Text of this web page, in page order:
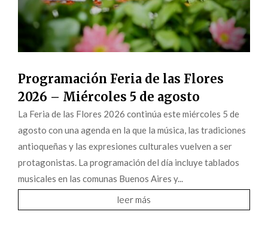
Programación Feria de las Flores
2026 – Miércoles 5 de agosto
La Feria de las Flores 2026 continúa este miércoles 5 de
agosto con una agenda en la que la música, las tradiciones
antioqueñas y las expresiones culturales vuelven a ser
protagonistas. La programación del día incluye tablados
musicales en las comunas Buenos Aires y...
leer más